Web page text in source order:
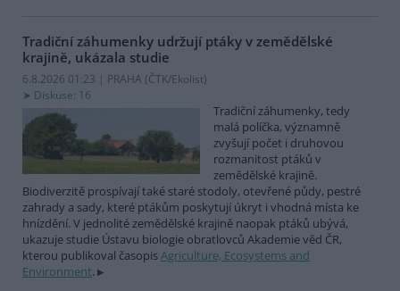
Tradiční záhumenky udržují ptáky v zemědělské
krajině, ukázala studie
6.8.2026 01:23 | PRAHA (ČTK/Ekolist)
Diskuse: 16
Tradiční záhumenky, tedy
malá políčka, významně
zvyšují počet i druhovou
rozmanitost ptáků v
zemědělské krajině.
Biodiverzitě prospívají také staré stodoly, otevřené půdy, pestré
zahrady a sady, které ptákům poskytují úkryt i vhodná místa ke
hnízdění. V jednolité zemědělské krajině naopak ptáků ubývá,
ukazuje studie Ústavu biologie obratlovců Akademie věd ČR,
kterou publikoval časopisAgriculture, Ecosystems and
Environment.